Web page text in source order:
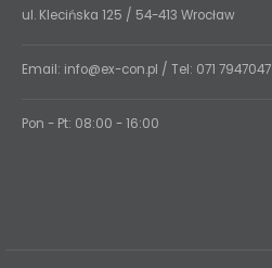
ul. Klecińska 125 / 54-413 Wrocław
Email: info@ex-con.pl / Tel: 071 7947047
Pon - Pt: 08:00 - 16:00